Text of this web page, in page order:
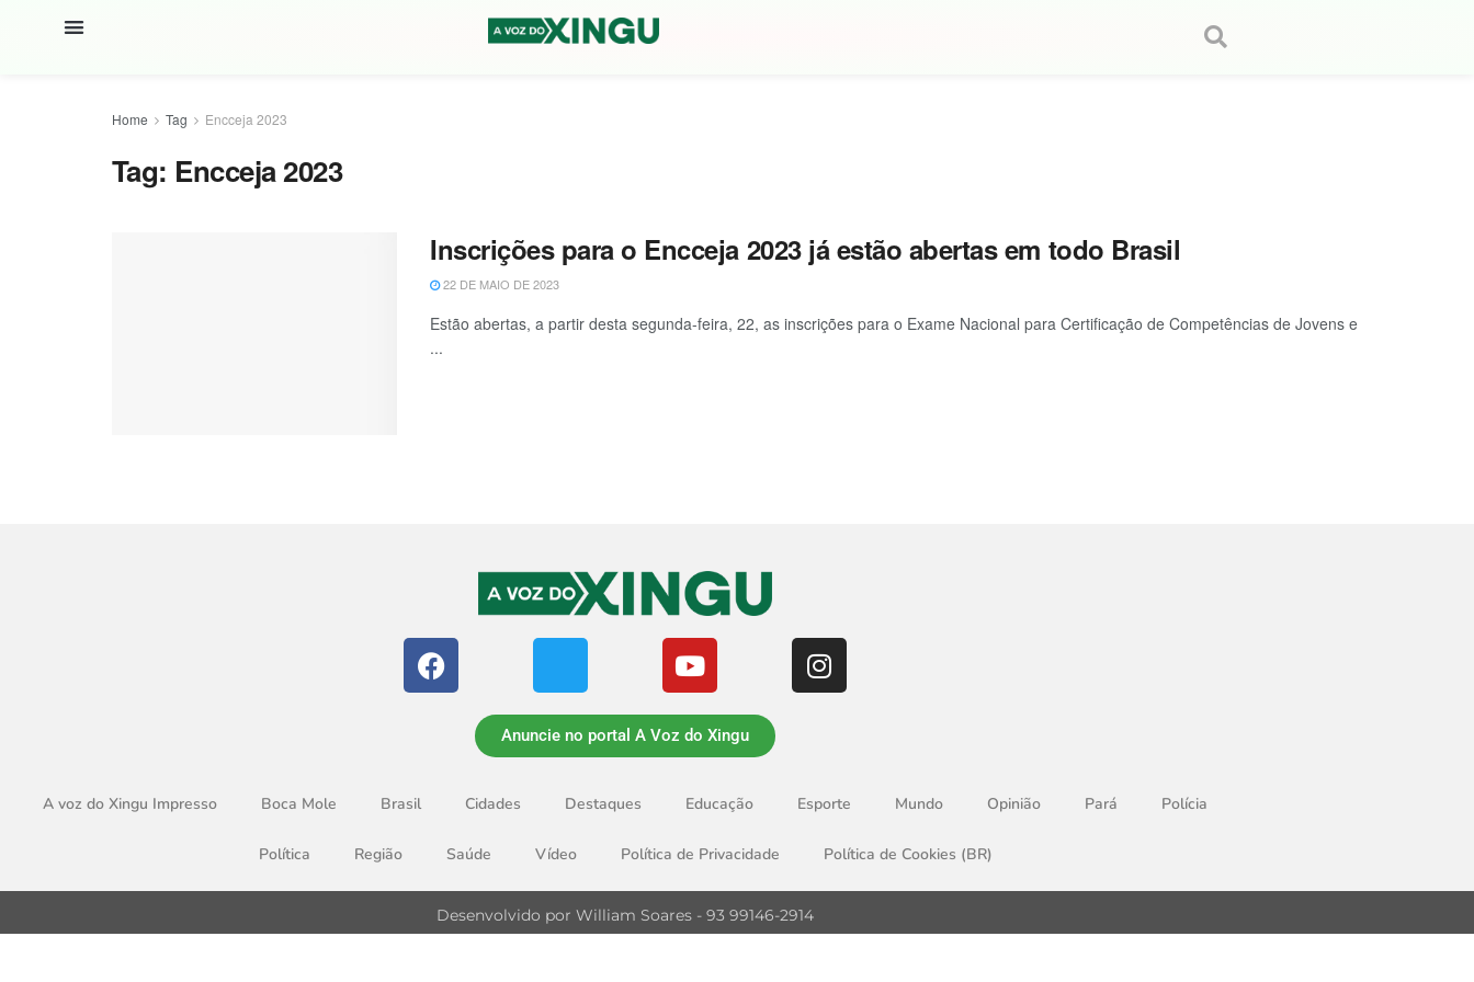
Home Tag Encceja 2023
Tag: Encceja 2023
Inscrições para o Encceja 2023 já estão abertas em todo Brasil
22 DE MAIO DE 2023
Estão abertas, a partir desta segunda-feira, 22, as inscrições para o Exame Nacional para Certificação de Competências de Jovens e
...
Anuncie no portal A Voz do Xingu
A voz do Xingu Impresso Boca Mole Brasil Cidades Destaques Educação Esporte Mundo Opinião Pará Polícia
Política Região Saúde Vídeo Política de Privacidade Política de Cookies (BR)
Desenvolvido por William Soares - 93 99146-2914